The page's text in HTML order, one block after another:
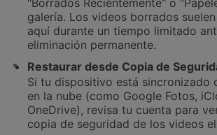
"Borrados Recientemente" o
galería. Los videos borrados
aquí durante un tiempo limitado
eliminación permanente.
Restaurar desde Copia de
Si tu dispositivo está sincronizado
en la nube (como Google Fotos,
OneDrive), revisa tu cuenta para
copia de seguridad de los videos